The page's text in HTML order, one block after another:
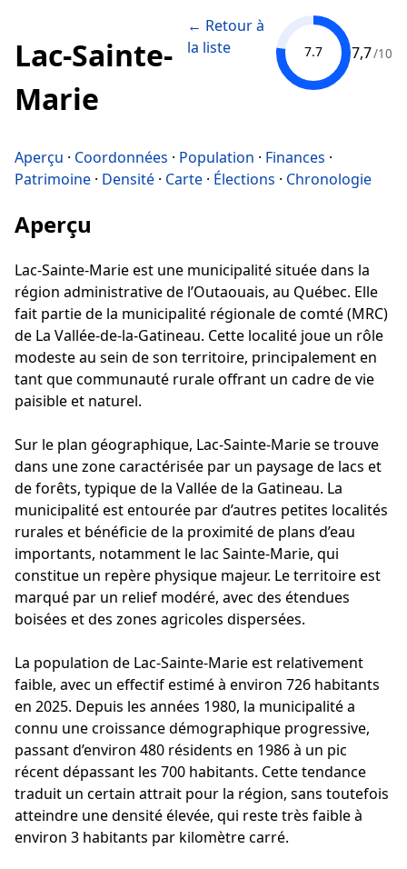
Lac-Sainte-
Marie
← Retour à
la liste
7.7 7,7/10
Aperçu · Coordonnées · Population · Finances ·
Patrimoine · Densité · Carte · Élections · Chronologie
Aperçu
Lac-Sainte-Marie est une municipalité située dans la
région administrative de l’Outaouais, au Québec. Elle
fait partie de la municipalité régionale de comté (MRC)
de La Vallée-de-la-Gatineau. Cette localité joue un rôle
modeste au sein de son territoire, principalement en
tant que communauté rurale offrant un cadre de vie
paisible et naturel.
Sur le plan géographique, Lac-Sainte-Marie se trouve
dans une zone caractérisée par un paysage de lacs et
de forêts, typique de la Vallée de la Gatineau. La
municipalité est entourée par d’autres petites localités
rurales et bénéficie de la proximité de plans d’eau
importants, notamment le lac Sainte-Marie, qui
constitue un repère physique majeur. Le territoire est
marqué par un relief modéré, avec des étendues
boisées et des zones agricoles dispersées.
La population de Lac-Sainte-Marie est relativement
faible, avec un effectif estimé à environ 726 habitants
en 2025. Depuis les années 1980, la municipalité a
connu une croissance démographique progressive,
passant d’environ 480 résidents en 1986 à un pic
récent dépassant les 700 habitants. Cette tendance
traduit un certain attrait pour la région, sans toutefois
atteindre une densité élevée, qui reste très faible à
environ 3 habitants par kilomètre carré.